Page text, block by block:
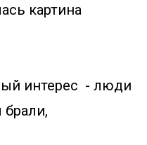
картина
интерес  - люди